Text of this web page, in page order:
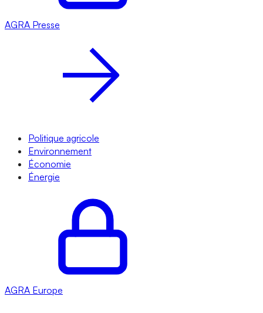
AGRA Presse
Politique agricole
Environnement
Économie
Énergie
AGRA Europe